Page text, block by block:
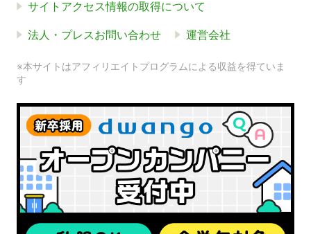
サイトアクセス情報の取得について
法人・プレスお問い合わせ 運営会社
※本サイトはアフィリエイトプログラムによる収益を得ていま
す